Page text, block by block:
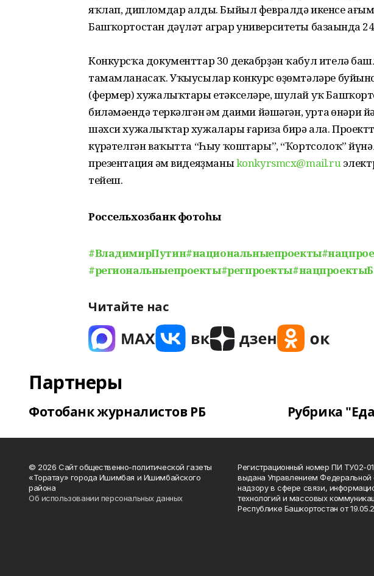
яҡлап, дипломдар алды. Быйыл февралдә икенсе
Башҡортостан дәүләт аграр университеты базаһында
Конкурсҡа документтар 30 декабрҙән ҡабул ителә
тамамланасаҡ. Уҡыусылар конкурс һөҙөмтәләре
(фермер) хужалыҡтары етәкселәре, шулай уҡ
биләмәһендә теркәлгән һәм даими йәшәгән, урта һөнәри
шәхси хужалыҡтар хужалары ғариза бирә ала.
күрһәтелгән ваҡытта “Һыу ҡоштары”, “Ҡортсолоҡ”
презентация һәм видеяҙманыkonkyrsmcx@mail.ru
тейеш.
Россельхозбанк фотоһы
#ВладимирПутин#национальныепроекты
#региональныепроекты#регпроекты
Читайте нас
Партнеры
Фотобанк журналистов РБ Рубрика
© 2026 Сайт общественно-политической газеты
«Торатау» города Ишимбая и Ишимбайского
района
Об использовании персональных данных
Регистрационный номер ПИ ТУ02-
выдана Управлением
надзору в сфере связи,
технологий и массовых
Республике Башкортостан от